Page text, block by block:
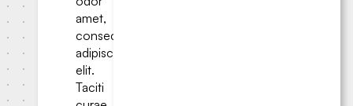
amet,
consectetuer
adipiscing
elit.
Taciti